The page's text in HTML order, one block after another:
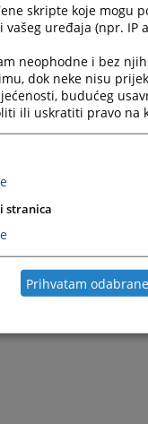
skripte koje mogu
uređaja (npr. IP
neophodne i bez
dok neke nisu
budućeg
ili uskratiti pravo na
stranica
Prihvatam odabrane